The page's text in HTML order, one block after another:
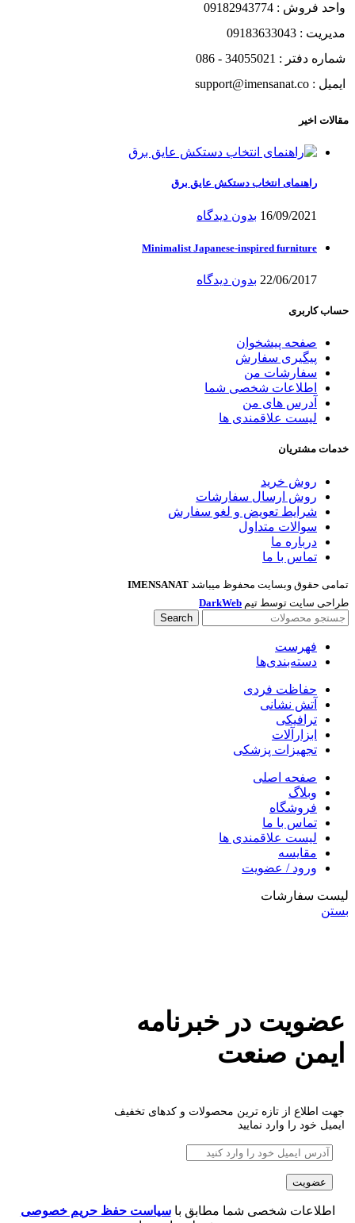
واحد فروش : 09182943774
مدیریت : 09183633043
شماره دفتر : 34055021 - 086
ایمیل : support@imensanat.co
مقالات اخیر
راهنمای انتخاب دستکش عایق برق
16/09/2021 بدون دیدگاه
Minimalist Japanese-inspired furniture
22/06/2017 بدون دیدگاه
حساب کاربری
صفحه پیشخوان
پیگیری سفارش
سفارشات من
اطلاعات شخصی شما
آدرس های من
لیست علاقمندی ها
خدمات مشتریان
روش خرید
روش ارسال سفارشات
شرایط تعویض و لغو سفارش
سوالات متداول
درباره ما
تماس با ما
تمامی حقوق وبسایت محفوظ میباشد IMENSANAT
طراحی سایت توسط تیم DarkWeb
Search
فهرست
دسته‌بندی‌ها
حفاظت فردی
آتش نشانی
ترافیکی
ابزارآلات
تجهیزات پزشکی
صفحه اصلی
وبلاگ
فروشگاه
تماس با ما
لیست علاقمندی ها
مقایسه
ورود / عضویت
لیست سفارشات
بستن
عضویت در خبرنامه
ایمن صنعت
جهت اطلاع از تازه ترین محصولات و کدهای تخفیف
ایمیل خود را وارد نمایید
اطلاعات شخصی شما مطابق باسیاست حفظ حریم خصوصی